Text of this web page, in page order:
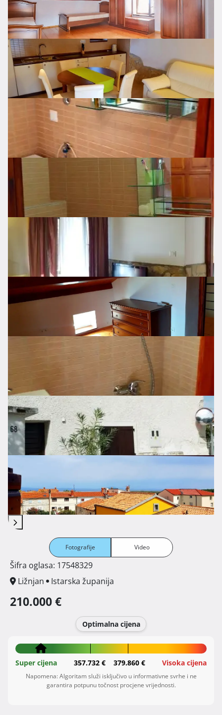
Fotografije Video
Šifra oglasa: 17548329
Ližnjan
Istarska županija
210.000 €
Optimalna cijena
Super cijena 357.732 € 379.860 € Visoka cijena
Napomena: Algoritam služi isključivo u informativne svrhe i ne
garantira potpunu točnost procjene vrijednosti.